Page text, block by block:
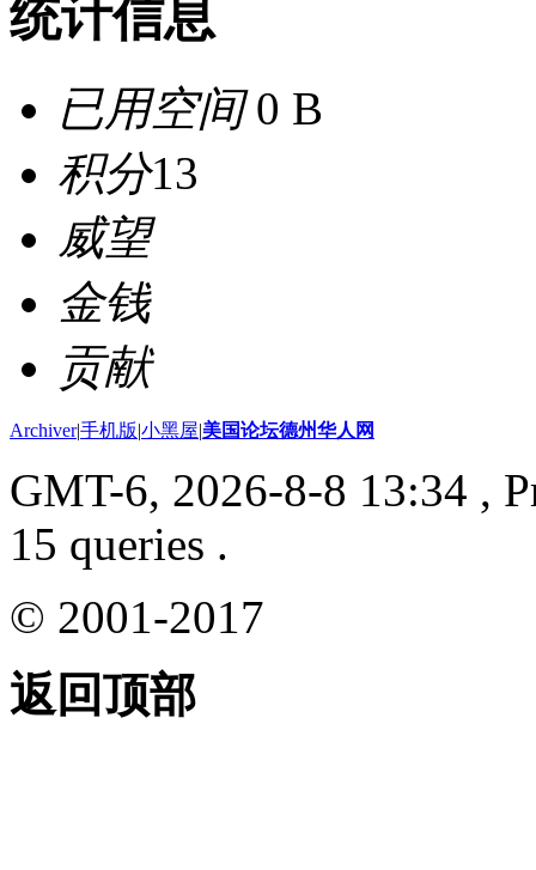
统计信息
已用空间0 B
积分13
威望
金钱
贡献
Archiver|手机版|小黑屋|美国论坛德州华人网
GMT-6, 2026-8-8 13:34 ,
15 queries .
© 2001-2017
返回顶部